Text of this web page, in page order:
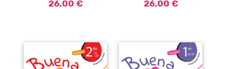
26,00 € 26,00 €